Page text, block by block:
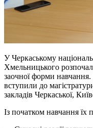
У Черкаському
Хмельницького
заочної форми навчання.
вступили до
закладів Черкаської,
Із початком навчання їх